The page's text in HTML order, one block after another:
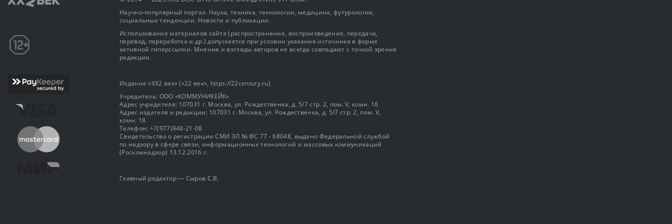
Научно-популярный портал. Наука, техника, технологии, медицина, футурология,
социальные тенденции. Новости и публикации.
Использование материалов сайта (распространение, воспроизведение, передача,
перевод, переработка и др.) допускается при условии указания источника в форме
активной гиперссылки. Мнения и взгляды авторов не всегда совпадают с точкой зрения
редакции.
Издание «XX2 век» («22 век», https://22century.ru)
Учредитель: OOO «КОММУНИКЕЙК»
Адрес учредителя: 107031 г. Москва, ул. Рождественка, д. 5/7 стр. 2, пом. V, комн. 18
Адрес издателя и редакции: 107031 г. Москва, ул. Рождественка, д. 5/7 стр. 2, пом. V,
комн. 18
Телефон: +7(977)948-21-08
Свидетельство о регистрации СМИ ЭЛ № ФС 77 - 68048, выдано Федеральной службой
по надзору в сфере связи, информационных технологий и массовых коммуникаций
(Роскомнадзор) 13.12.2016 г.
Главный редактор — Сыров С.В.